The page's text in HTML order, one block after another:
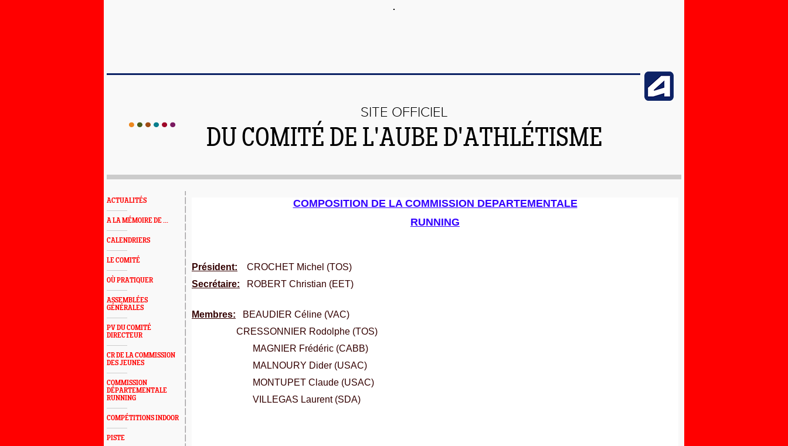
SITE OFFICIEL
DU COMITÉ DE L'AUBE D'ATHLÉTISME
ACTUALITÉS
A LA MÉMOIRE DE ...
CALENDRIERS
LE COMITÉ
OÙ PRATIQUER
ASSEMBLÉES
GÉNÉRALES
PV DU COMITÉ
DIRECTEUR
CR DE LA COMMISSION
DES JEUNES
COMMISSION
DÉPARTEMENTALE
RUNNING
COMPÉTITIONS INDOOR
PISTE
COMPOSITION DE LA COMMISSION DEPARTEMENTALE
RUNNING
Président: CROCHET Michel (TOS)
Secrétaire: ROBERT Christian (EET)
Membres: BEAUDIER Céline (VAC)
CRESSONNIER Rodolphe (TOS)
MAGNIER Frédéric (CABB)
MALNOURY Dider (USAC)
MONTUPET Claude (USAC)
VILLEGAS Laurent (SDA)